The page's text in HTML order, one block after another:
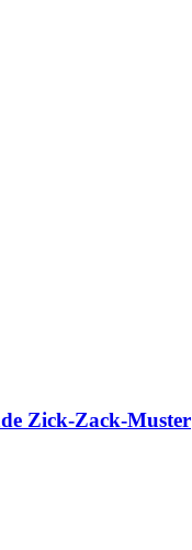
Zick-Zack-Muster